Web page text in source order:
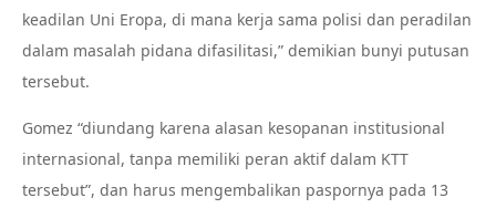
keadilan Uni Eropa, di mana kerja sama polisi dan peradilan
dalam masalah pidana difasilitasi,” demikian bunyi putusan
tersebut.
Gomez “diundang karena alasan kesopanan institusional
internasional, tanpa memiliki peran aktif dalam KTT
tersebut”, dan harus mengembalikan paspornya pada 13